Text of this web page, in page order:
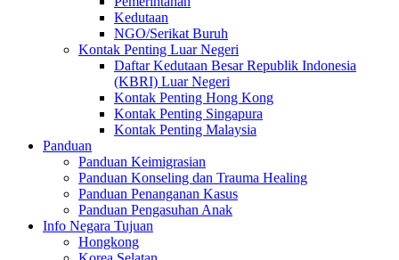
Kedutaan
NGO/Serikat Buruh
Kontak Penting Luar Negeri
Daftar Kedutaan Besar Republik Indonesia
(KBRI) Luar Negeri
Kontak Penting Hong Kong
Kontak Penting Singapura
Kontak Penting Malaysia
Panduan
Panduan Keimigrasian
Panduan Konseling dan Trauma Healing
Panduan Penanganan Kasus
Panduan Pengasuhan Anak
Info Negara Tujuan
Hongkong